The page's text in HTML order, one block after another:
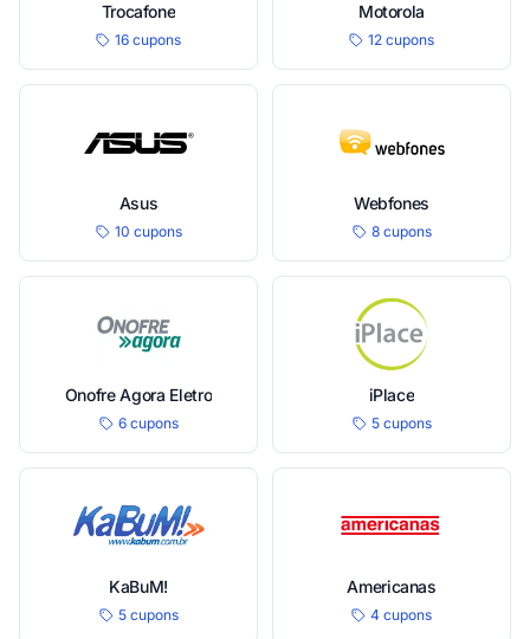
Trocafone
16 cupons
Motorola
12 cupons
Asus
10 cupons
Webfones
8 cupons
Onofre Agora Eletro
6 cupons
iPlace
5 cupons
KaBuM!
5 cupons
Americanas
4 cupons